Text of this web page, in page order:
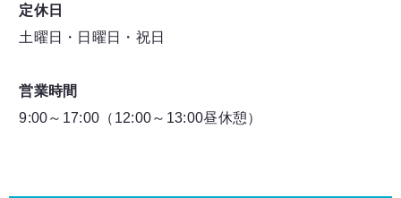
定休日
土曜日・日曜日・祝日
営業時間
9:00～17:00（12:00～13:00昼休憩）